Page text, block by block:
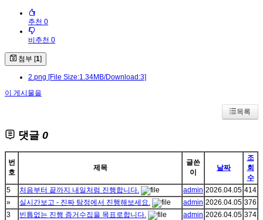
추천 0
비추천 0
첨부 [1]
2.png [File Size:1.34MB/Download:3]
이 게시물을
목록
댓글 0
번
호
제목
글쓴
이
날짜
조
회
수
5
처음부터 끝까지 내일처럼 진행합니다. admin 2026.04.05 414
»
실시간보고 - 진짜 탐정에서 진행해보세요. admin 2026.04.05 376
3
빈틈없는 진행 증거수집을 목표로합니다. admin 2026.04.05 374